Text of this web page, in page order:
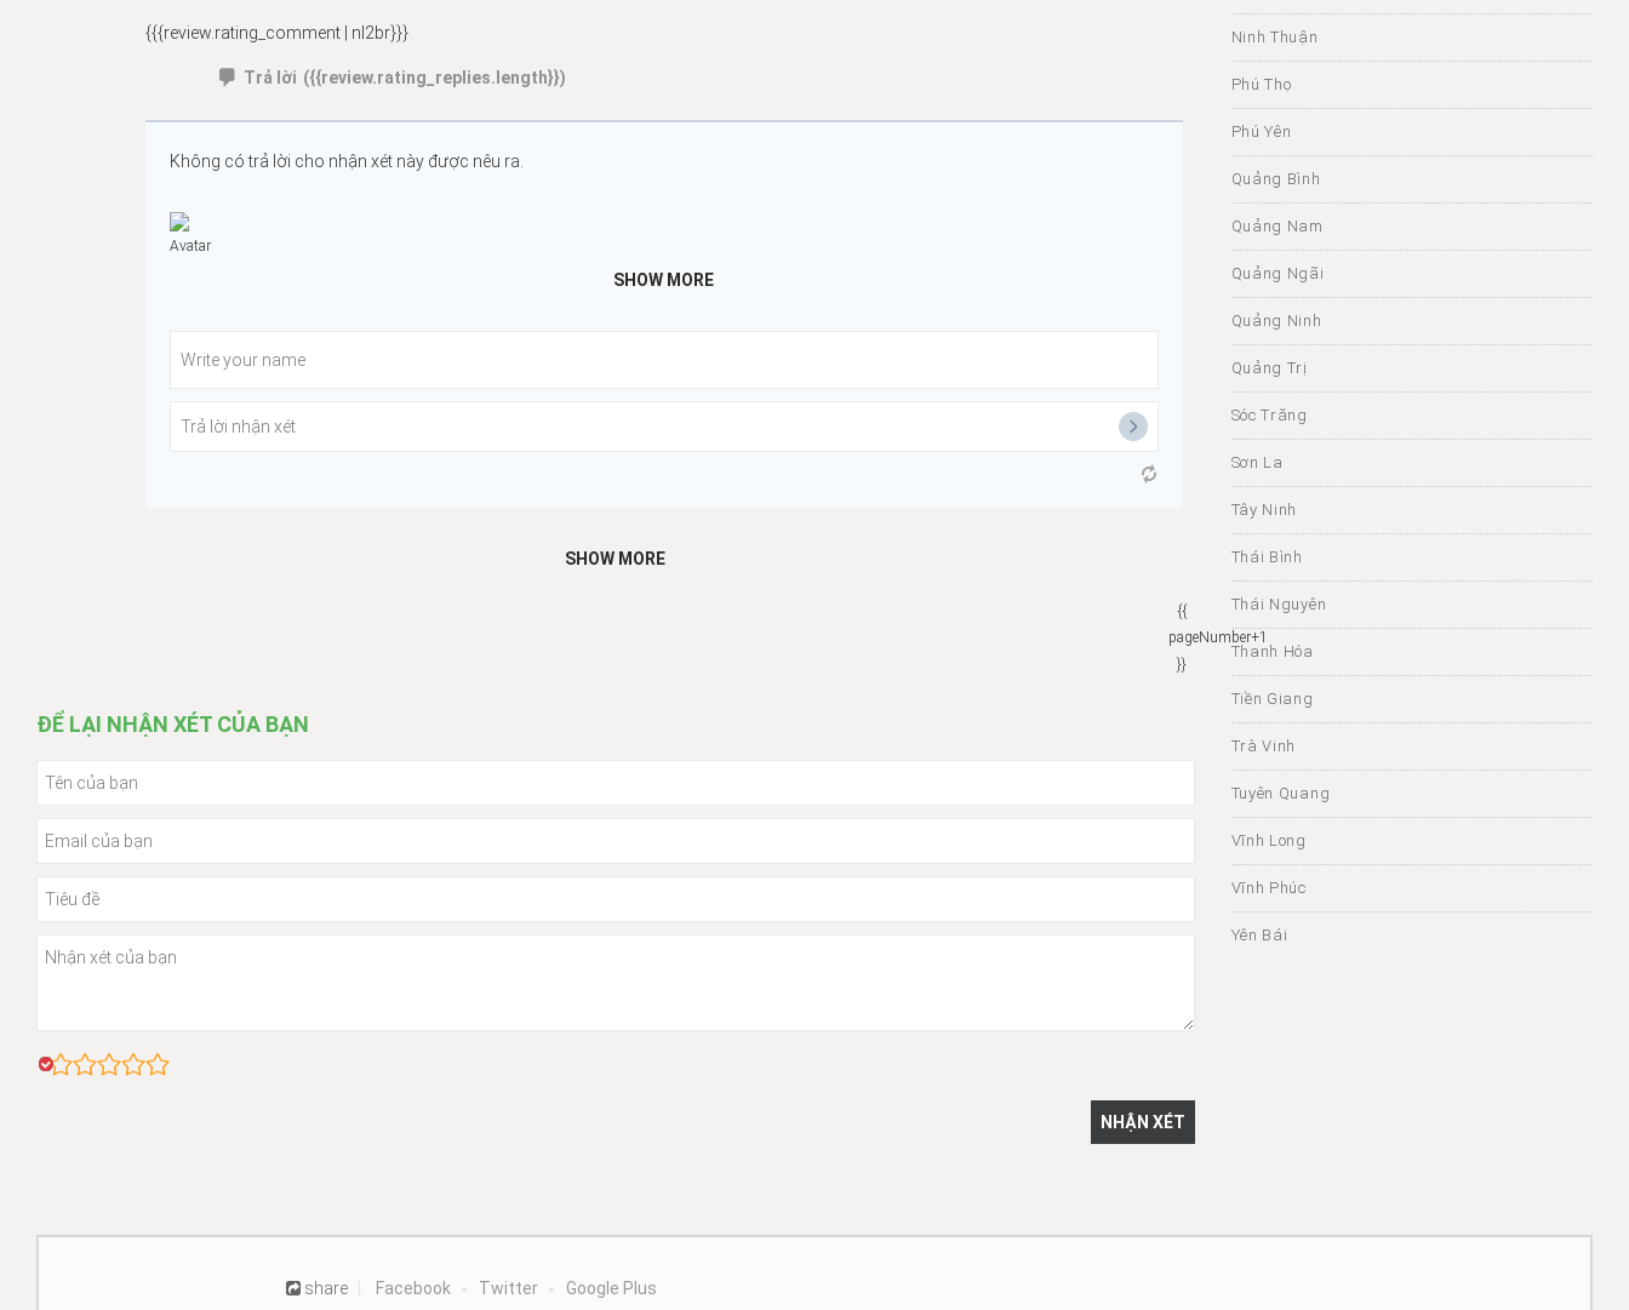
{{{review.rating_comment | nl2br}}}
Trả lời ({{review.rating_replies.length}})
Không có trả lời cho nhận xét này được nêu ra.
SHOW MORE
SHOW MORE
{{
pageNumber+1
}}
ĐỂ LẠI NHẬN XÉT CỦA BẠN
Ninh Thuận
Phú Thọ
Phú Yên
Quảng Bình
Quảng Nam
Quảng Ngãi
Quảng Ninh
Quảng Trị
Sóc Trăng
Sơn La
Tây Ninh
Thái Bình
Thái Nguyên
Thanh Hóa
Tiền Giang
Trà Vinh
Tuyên Quang
Vĩnh Long
Vĩnh Phúc
Yên Bái
share Facebook Twitter Google Plus